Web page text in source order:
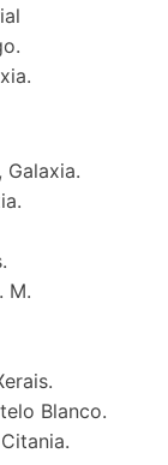
Galaxia.
M.
Blanco.